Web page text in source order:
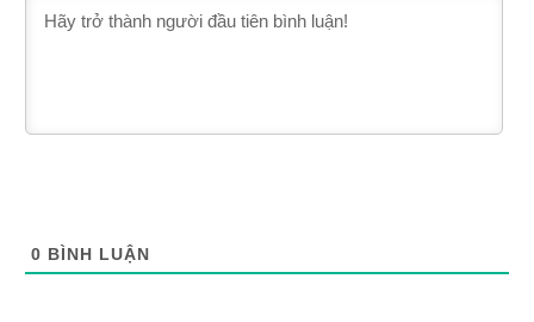
0 BÌNH LUẬN